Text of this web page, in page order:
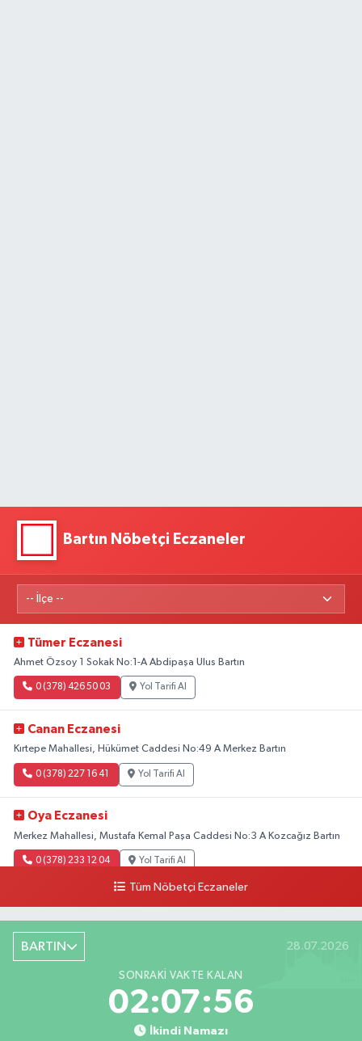
Bartın Nöbetçi Eczaneler
Tümer Eczanesi
Ahmet Özsoy 1 Sokak No:1-A Abdipaşa Ulus Bartın
0 (378) 426 50 03 Yol Tarifi Al
Canan Eczanesi
Kırtepe Mahallesi, Hükümet Caddesi No:49 A Merkez Bartın
0 (378) 227 16 41 Yol Tarifi Al
Oya Eczanesi
Merkez Mahallesi, Mustafa Kemal Paşa Caddesi No:3 A Kozcağız Bartın
0 (378) 233 12 04 Yol Tarifi Al
Orduyeri Mahallesi, Fatih Sultan Mehmet Caddesi No:3 A Merkez Bartın
0 (378) 228 00 77
Hürriyet Caddesi, No:18 A Ulus Bartın
Yol Tarifi Al
Tüm Nöbetçi Eczaneler
BARTIN 28.07.2026
SONRAKI VAKTE KALAN
02:07:55
İkindi Namazı